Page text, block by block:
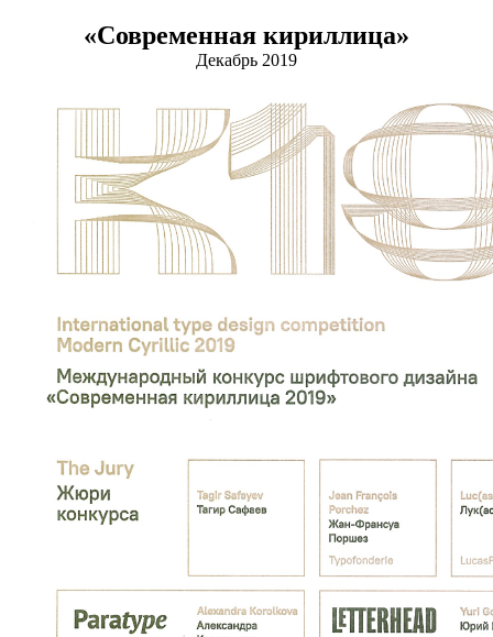
«Современная кириллица»
Декабрь 2019